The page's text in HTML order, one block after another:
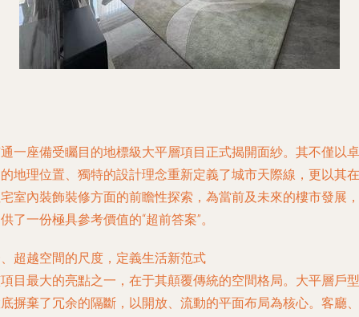
一座備受矚目的地標級大平層項目正式揭開面紗。其不僅以卓
地理位置、獨特的設計理念重新定義了城市天際線，更以其在
室內裝飾裝修方面的前瞻性探索，為當前及未來的樓市發展，
了一份極具參考價值的“超前答案”。
超越空間的尺度，定義生活新范式
目最大的亮點之一，在于其顛覆傳統的空間格局。大平層戶型
摒棄了冗余的隔斷，以開放、流動的平面布局為核心。客廳、